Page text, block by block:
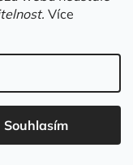
Více
Souhlasím